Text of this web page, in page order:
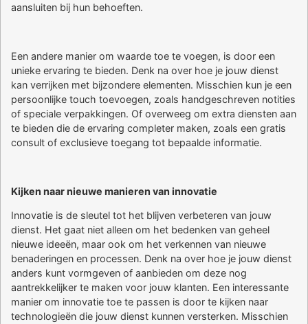
aansluiten bij hun behoeften.
Een andere manier om waarde toe te voegen, is door een
unieke ervaring te bieden. Denk na over hoe je jouw dienst
kan verrijken met bijzondere elementen. Misschien kun je een
persoonlijke touch toevoegen, zoals handgeschreven notities
of speciale verpakkingen. Of overweeg om extra diensten aan
te bieden die de ervaring completer maken, zoals een gratis
consult of exclusieve toegang tot bepaalde informatie.
Kijken naar nieuwe manieren van innovatie
Innovatie is de sleutel tot het blijven verbeteren van jouw
dienst. Het gaat niet alleen om het bedenken van geheel
nieuwe ideeën, maar ook om het verkennen van nieuwe
benaderingen en processen. Denk na over hoe je jouw dienst
anders kunt vormgeven of aanbieden om deze nog
aantrekkelijker te maken voor jouw klanten. Een interessante
manier om innovatie toe te passen is door te kijken naar
technologieën die jouw dienst kunnen versterken. Misschien